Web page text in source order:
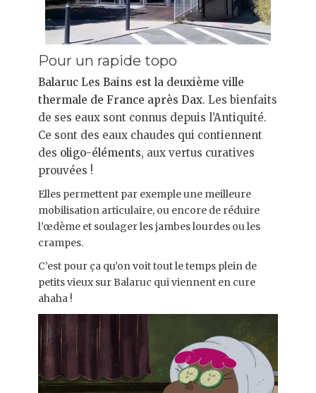
Pour un rapide topo
Balaruc Les Bains est la deuxième ville
thermale de France après Dax. Les bienfaits
de ses eaux sont connus depuis l’Antiquité.
Ce sont des eaux chaudes qui contiennent
des oligo-éléments, aux vertus curatives
prouvées !
Elles permettent par exemple une meilleure
mobilisation articulaire, ou encore de réduire
l’œdème et soulager les jambes lourdes ou les
crampes.
C’est pour ça qu’on voit tout le temps plein de
petits vieux sur Balaruc qui viennent en cure
ahaha !